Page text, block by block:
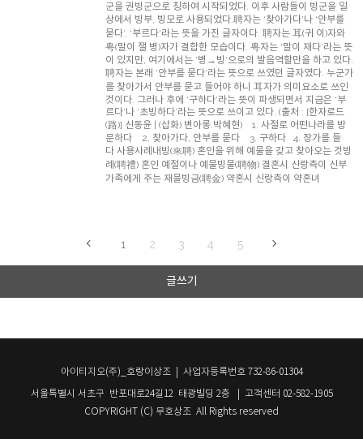
군을 권빙군으로 칭하여 시작되었다. 이후 사람들이 빙군을 일
상에서 빙부, 빙모로 사용되었다.聘자는 ‘찾아가다’나 ‘안부를
묻다’, ‘부르다’라는 뜻을 가진 글자이다. 聘자는 耳(귀 이)자와
甹(말이 잴 병)자가 결합한 모습이다. 甹자는 ‘말이 재다’라는 뜻
이 있지만, 여기에서는 ‘병→빙’으로의 발음역할만을 하고 있다.
聘자는 본래 ‘안부를 묻다’라는 뜻으로 쓰였던 글자였다. 누군가
를 찾아가서 안부를 묻고 들어야 하니 耳자가 의미요소로 쓰인
것이다. 그러나 후에 ‘구하다’라는 뜻이 파생되면서 지금은 ‘부
르다’나 ‘초빙하다’라는 뜻으로 쓰이고 있다. (출처 : [한자로드
(路)] 신동윤 | (삽화) 변아롱.박혜현) 1. 사절로 어떤나라를 방
문하다 2. 찾아가다, 안부를 묻다 3. 구하다 4. 장가를 들
다 사용사례내빙(來聘) 혼인을 위해 예물을 갖고 찾아오는 것빙
례(聘禮) 혼인 예절이나 예물빙물(聘物) 결혼시 신랑측이 신부
가족에게 주는 재물빙금(聘金) 약혼시 신랑측이 약혼녀
1 2 3 4 5
글쓰기
아이티지오(주)_호랑이상조 | 사업자등록번호 732-86-01304
서울특별시 서초구 반포대로24길12 태광빌딩 2층 | 고객센터 02-582-1905
COPYRIGHT (C) 무호상조 All Rights reserved